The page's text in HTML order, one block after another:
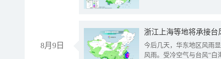
8月9日
浙江上海等地将承接台
今后几天，华东地区风雨
风雨。受冷空气与台风“白